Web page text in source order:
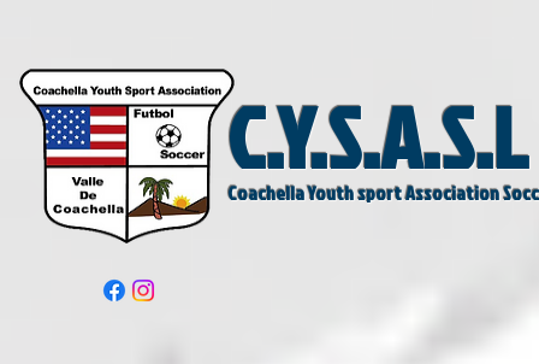
C.Y.S.A.S.L
Coachella Youth sport Association